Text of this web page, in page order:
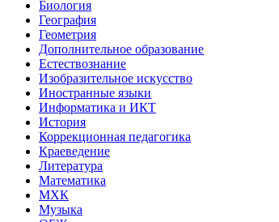
Биология
География
Геометрия
Дополнительное образование
Естествознание
Изобразительное искусство
Иностранные языки
Информатика и ИКТ
История
Коррекционная педагогика
Краеведение
Литература
Математика
МХК
Музыка